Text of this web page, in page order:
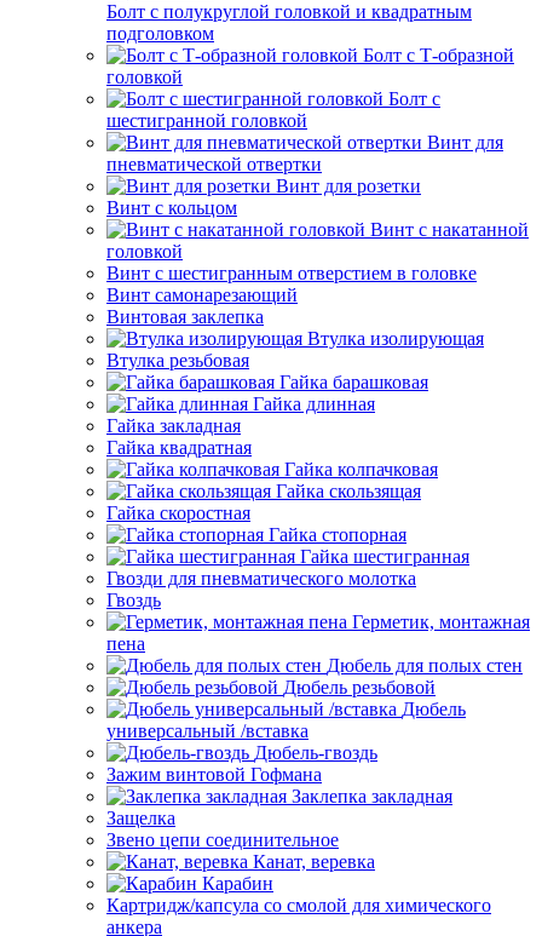
Болт с полукруглой головкой и квадратным
подголовком
Болт с Т-образной
головкой
Болт с
шестигранной головкой
Винт для
пневматической отвертки
Винт для розетки
Винт с кольцом
Винт с накатанной
головкой
Винт с шестигранным отверстием в головке
Винт самонарезающий
Винтовая заклепка
Втулка изолирующая
Втулка резьбовая
Гайка барашковая
Гайка длинная
Гайка закладная
Гайка квадратная
Гайка колпачковая
Гайка скользящая
Гайка скоростная
Гайка стопорная
Гайка шестигранная
Гвозди для пневматического молотка
Гвоздь
Герметик, монтажная
пена
Дюбель для полых стен
Дюбель резьбовой
Дюбель
универсальный /вставка
Дюбель-гвоздь
Зажим винтовой Гофмана
Заклепка закладная
Защелка
Звено цепи соединительное
Канат, веревка
Карабин
Картридж/капсула со смолой для химического
анкера